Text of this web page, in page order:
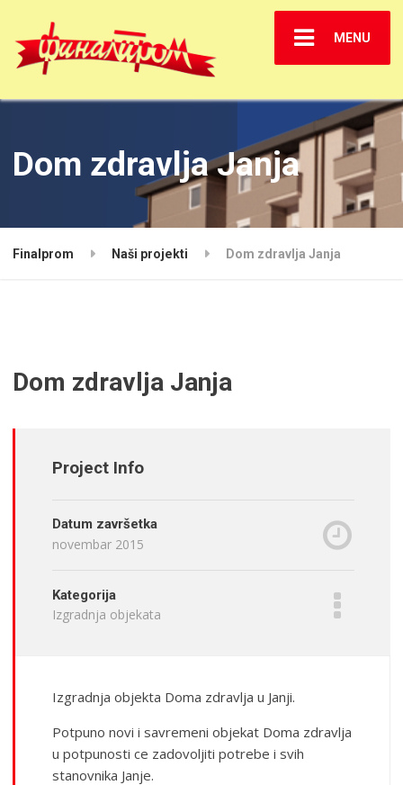
MENU
Dom zdravlja Janja
Finalprom Naši projekti Dom zdravlja Janja
Dom zdravlja Janja
Project Info
Datum završetka
novembar 2015
Kategorija
Izgradnja objekata
Izgradnja objekta Doma zdravlja u Janji.
Potpuno novi i savremeni objekat Doma zdravlja
u potpunosti ce zadovoljiti potrebe i svih
stanovnika Janje.